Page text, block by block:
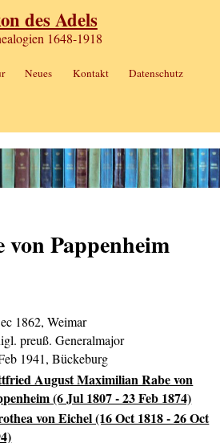
des Adels
1648-1918
Neues Kontakt Datenschutz
Pappenheim
1862, Weimar
preuß. Generalmajor
1941, Bückeburg
August Maximilian Rabe von
(6 Jul 1807 - 23 Feb 1874)
von Eichel (16 Oct 1818 - 26 Oct